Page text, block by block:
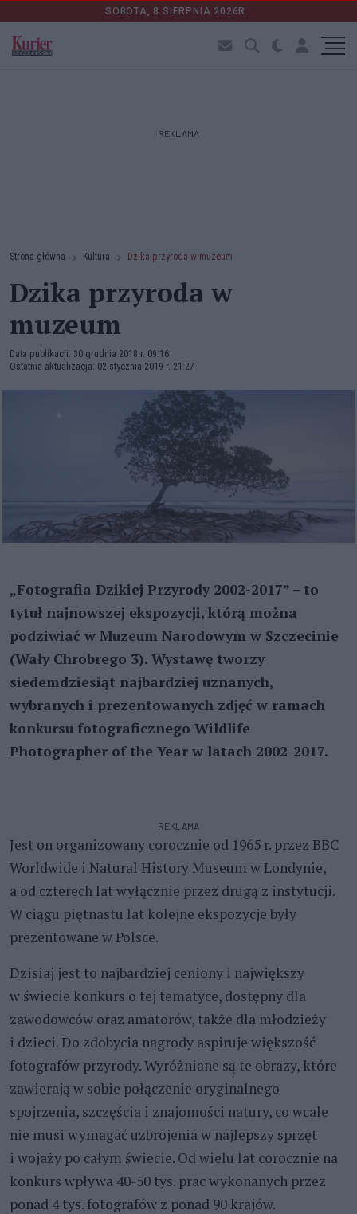
SOBOTA, 8 SIERPNIA 2026R.
REKLAMA
Strona główna Kultura Dzika przyroda w muzeum
Dzika przyroda w
muzeum
Data publikacji: 30 grudnia 2018 r. 09:16
Ostatnia aktualizacja: 02 stycznia 2019 r. 21:27
„Fotografia Dzikiej Przyrody 2002-2017” – to
tytuł najnowszej ekspozycji, którą można
podziwiać w Muzeum Narodowym w Szczecinie
(Wały Chrobrego 3). Wystawę tworzy
siedemdziesiąt najbardziej uznanych,
wybranych i prezentowanych zdjęć w ramach
konkursu fotograficznego Wildlife
Photographer of the Year w latach 2002-2017.
REKLAMA
Jest on organizowany corocznie od 1965 r. przez BBC
Worldwide i Natural History Museum w Londynie,
a od czterech lat wyłącznie przez drugą z instytucji.
W ciągu piętnastu lat kolejne ekspozycje były
prezentowane w Polsce.
Dzisiaj jest to najbardziej ceniony i największy
w świecie konkurs o tej tematyce, dostępny dla
zawodowców oraz amatorów, także dla młodzieży
i dzieci. Do zdobycia nagrody aspiruje większość
fotografów przyrody. Wyróżniane są te obrazy, które
zawierają w sobie połączenie oryginalnego
spojrzenia, szczęścia i znajomości natury, co wcale
nie musi wymagać uzbrojenia w najlepszy sprzęt
i wojaży po całym świecie. Od wielu lat corocznie na
konkurs wpływa 40-50 tys. prac wykonanych przez
ponad 4 tys. fotografów z ponad 90 krajów.